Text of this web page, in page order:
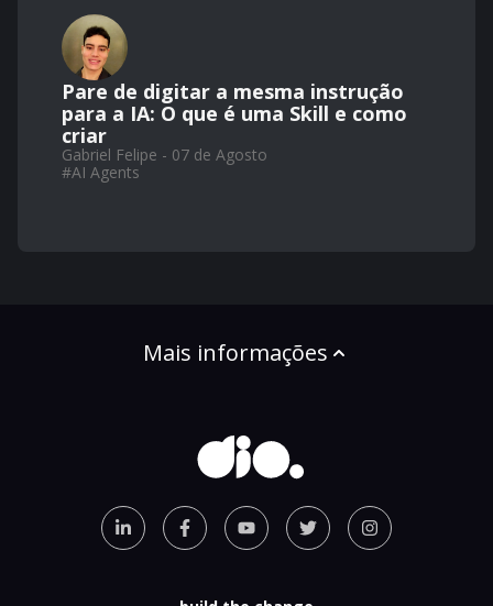
Pare de digitar a mesma instrução
para a IA: O que é uma Skill e como
criar
Gabriel Felipe - 07 de Agosto
#AI Agents
Mais informações